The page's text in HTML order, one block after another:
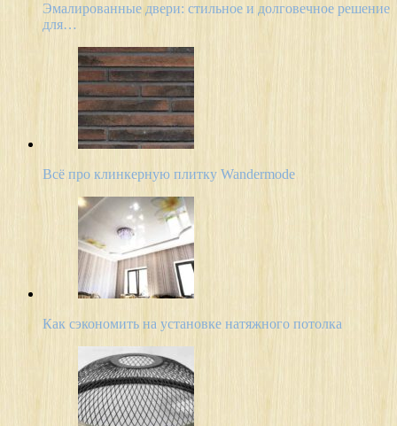
Эмалированные двери: стильное и долговечное решение
для…
Всё про клинкерную плитку Wandermode
Как сэкономить на установке натяжного потолка